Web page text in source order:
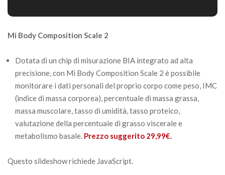
Mi Body Composition Scale 2
Dotata di un chip di misurazione BIA integrato ad alta
precisione, con Mi Body Composition Scale 2 è possibile
monitorare i dati personali del proprio corpo come peso, IMC
(indice di massa corporea), percentuale di massa grassa,
massa muscolare, tasso di umidità, tasso proteico,
valutazione della percentuale di grasso viscerale e
metabolismo basale. Prezzo suggerito 29,99€.
Questo slideshow richiede JavaScript.